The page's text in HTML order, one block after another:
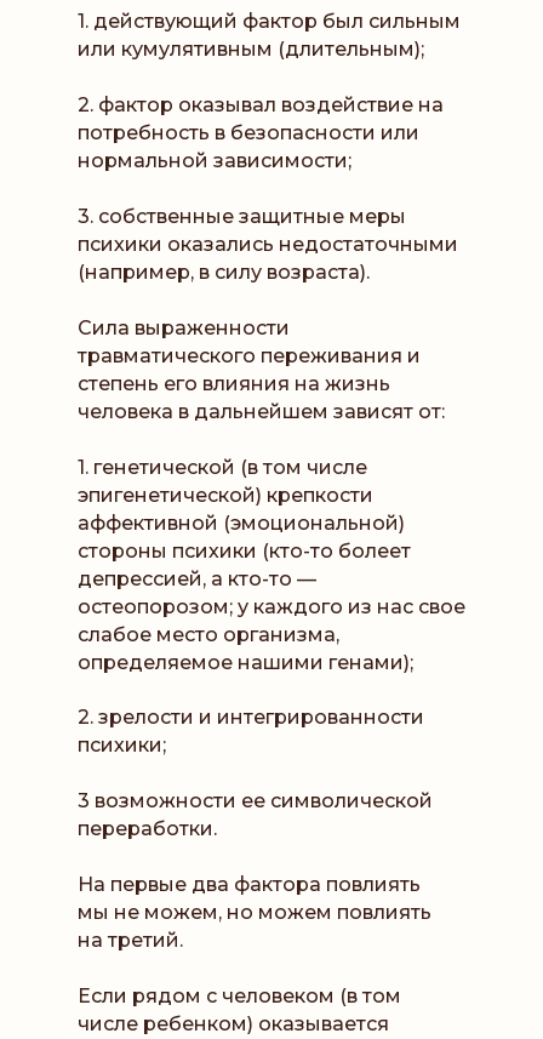
1. действующий фактор был сильным
или кумулятивным (длительным);
2. фактор оказывал воздействие на
потребность в безопасности или
нормальной зависимости;
3. собственные защитные меры
психики оказались недостаточными
(например, в силу возраста).
Сила выраженности
травматического переживания и
степень его влияния на жизнь
человека в дальнейшем зависят от:
1. генетической (в том числе
эпигенетической) крепкости
аффективной (эмоциональной)
стороны психики (кто-то болеет
депрессией, а кто-то —
остеопорозом; у каждого из нас свое
слабое место организма,
определяемое нашими генами);
2. зрелости и интегрированности
психики;
3 возможности ее символической
переработки.
На первые два фактора повлиять
мы не можем, но можем повлиять
на третий.
Если рядом с человеком (в том
числе ребенком) оказывается